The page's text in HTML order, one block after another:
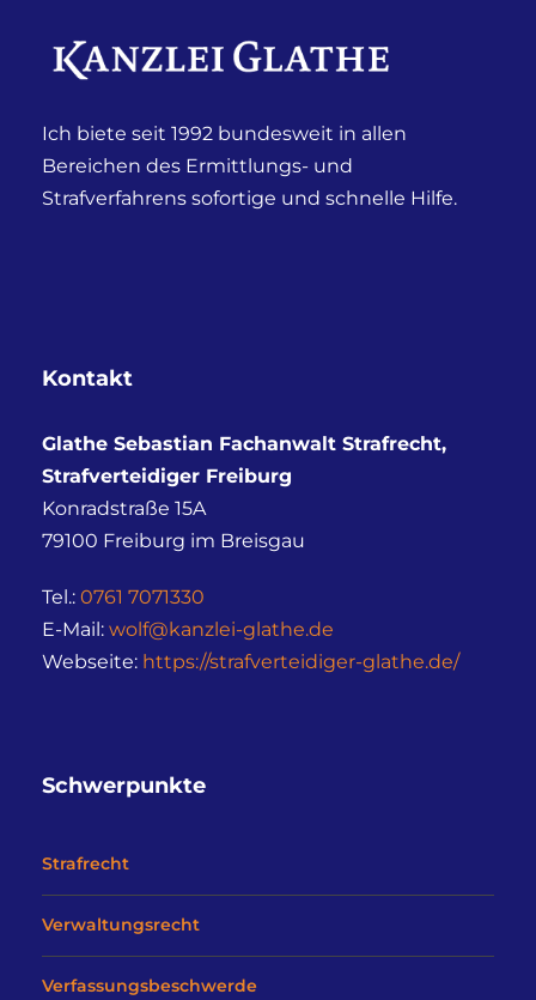
Ich biete seit 1992 bundesweit in allen
Bereichen des Ermittlungs- und
Strafverfahrens sofortige und schnelle Hilfe.
Kontakt
Glathe Sebastian Fachanwalt Strafrecht,
Strafverteidiger Freiburg
Konradstraße 15A
79100 Freiburg im Breisgau
Tel.: 0761 7071330
E-Mail: wolf@kanzlei-glathe.de
Webseite: https://strafverteidiger-glathe.de/
Schwerpunkte
Strafrecht
Verwaltungsrecht
Verfassungsbeschwerde